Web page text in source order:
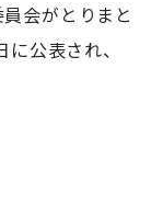
会がとりまと
公表され、